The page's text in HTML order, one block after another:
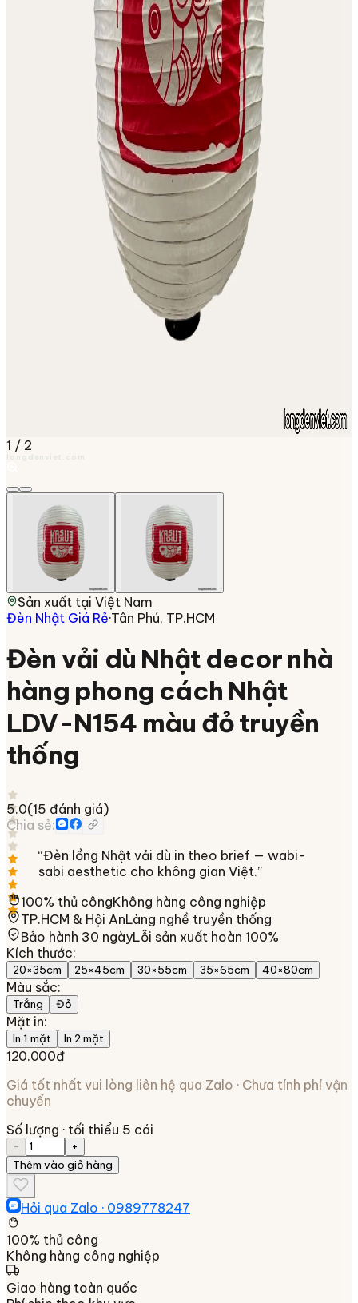
1 / 2
longdenviet.com
Sản xuất tại Việt Nam
Đèn Nhật Giá Rẻ·Tân Phú, TP.HCM
Đèn vải dù Nhật decor nhà
hàng phong cách Nhật
LDV-N154 màu đỏ truyền
thống
5.0(15 đánh giá)
Chia sẻ:
“Đèn lồng Nhật vải dù in theo brief — wabi-
sabi aesthetic cho không gian Việt.”
100% thủ côngKhông hàng công nghiệp
TP.HCM & Hội AnLàng nghề truyền thống
Bảo hành 30 ngàyLỗi sản xuất hoàn 100%
Kích thước:
20×35cm 25×45cm 30×55cm 35×65cm 40×80cm
Màu sắc:
Trắng Đỏ
Mặt in:
In 1 mặt In 2 mặt
120.000đ
Giá tốt nhất vui lòng liên hệ qua Zalo · Chưa tính phí vận
chuyển
Số lượng · tối thiểu 5 cái
−
+
Thêm vào giỏ hàng
Hỏi qua Zalo · 0989778247
100% thủ công
Không hàng công nghiệp
Giao hàng toàn quốc